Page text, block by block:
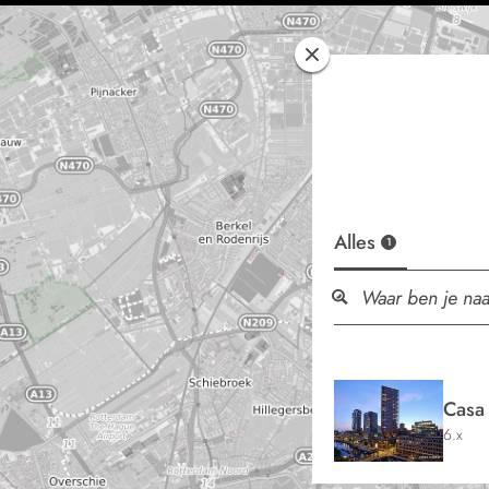
Alles 1
6.x